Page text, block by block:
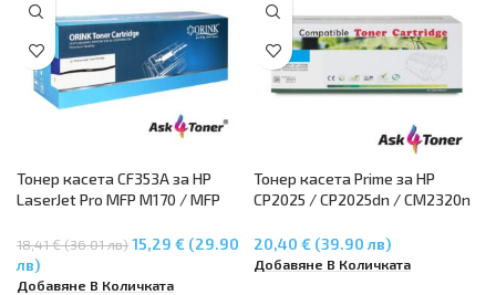
Тонер касета CF353A за HP
LaserJet Pro MFP M170 / MFP
Magenta
18,41 € (36.01 лв)15,29 € (29.90
лв)
Добавяне В Количката
Тонер касета Prime за HP
CP2025 / CP2025dn / CM2320n
20,40 € (39.90 лв)
Добавяне В Количката